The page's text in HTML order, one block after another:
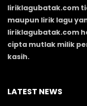
liriklagubatak.com
maupun lirik lagu
liriklagubatak.com
cipta mutlak milik
kasih.
LATEST NEWS